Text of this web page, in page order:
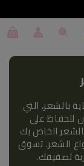
تسجيل
الدخول
عربة
بالشعر، التي
للحفاظ على
الخاص بك
الشعر. تسوق
تصفيفك.